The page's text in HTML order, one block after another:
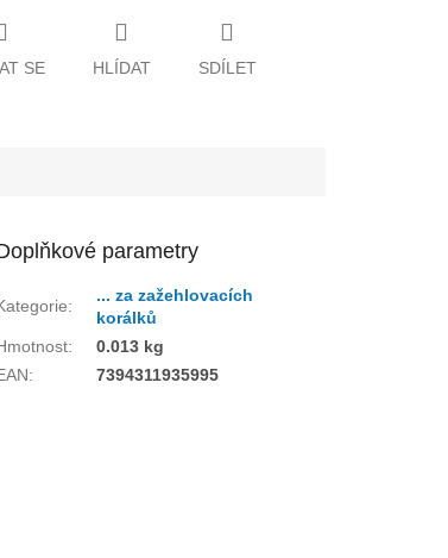
SE HLÍDAT SDÍLET
parametry
:
... za zažehlovacích
korálků
:
0.013 kg
: 7394311935995